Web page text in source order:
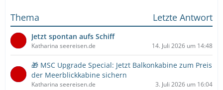
Thema
Letzte Antwort
Jetzt spontan aufs Schiff
Katharina seereisen.de 14. Juli 2026 um 14:48
🎁 MSC Upgrade Special: Jetzt Balkonkabine zum Preis
der Meerblickkabine sichern
Katharina seereisen.de 3. Juli 2026 um 16:04